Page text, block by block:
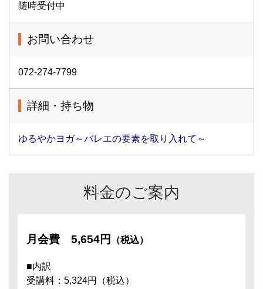
随時受付中
お問い合わせ
072-274-7799
詳細・持ち物
ゆるやかヨガ～バレエの要素を取り入れて～
料金のご案内
月会費 5,654円 （税込）
■内訳
受講料：5,324円（税込）